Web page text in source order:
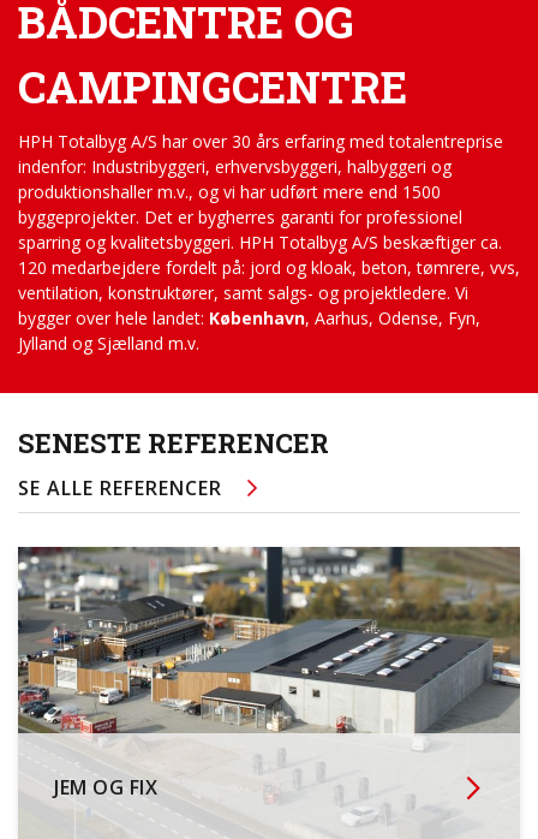
BÅDCENTRE OG
CAMPINGCENTRE
HPH Totalbyg A/S har over 30 års erfaring med totalentreprise
indenfor: Industribyggeri, erhvervsbyggeri, halbyggeri og
produktionshaller m.v., og vi har udført mere end 1500
byggeprojekter. Det er bygherres garanti for professionel
sparring og kvalitetsbyggeri. HPH Totalbyg A/S beskæftiger ca.
120 medarbejdere fordelt på: jord og kloak, beton, tømrere, vvs,
ventilation, konstruktører, samt salgs- og projektledere. Vi
bygger over hele landet: København, Aarhus, Odense, Fyn,
Jylland og Sjælland m.v.
SENESTE REFERENCER
SE ALLE REFERENCER
JEM OG FIX